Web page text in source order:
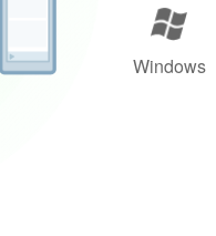
Windows